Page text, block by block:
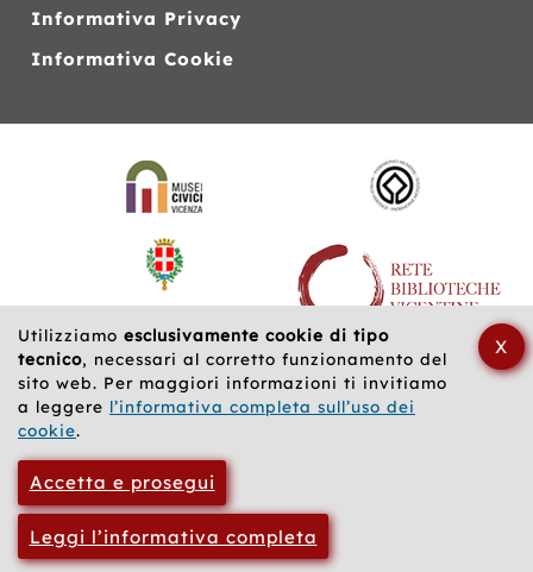
Utilizziamo esclusivamente cookie di tipo
tecnico, necessari al corretto funzionamento del
sito web. Per maggiori informazioni ti invitiamo
a leggere l’informativa completa sull’uso dei
cookie.
Accetta e prosegui
Leggi l’informativa completa
X
Informativa Privacy
Informativa Cookie